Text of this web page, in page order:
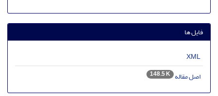
فایل ها
XML
اصل مقاله 148.5 K